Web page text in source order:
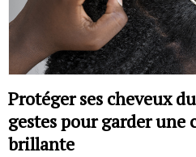
Protéger ses cheveux
gestes pour garder une
brillante